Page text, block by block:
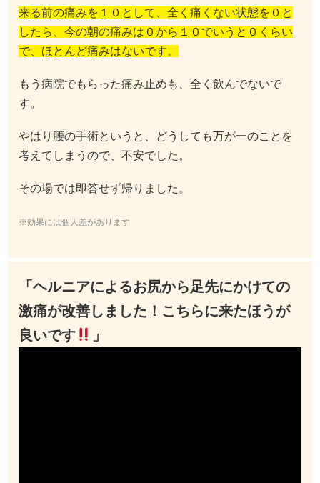
来る前の痛みを１０として、全く痛くない状態を０と
したら、今の朝の痛みは０から１０でいうと０くらい
で、ほとんど痛みはないです。
もう病院でもらった痛み止めも、全く飲んでないで
す。
やはり腰の手術というと、どうしても万が一のことを
考えてしまうので、不安でした。
その場では即答せず帰りました。
※効果には個人差があります
「ヘルニアによるお尻から足先にかけての
激痛が改善しました！こちらに来たほうが
良いです
」